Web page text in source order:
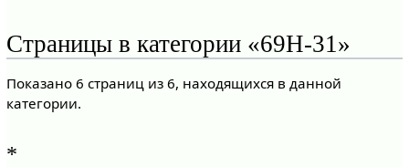
Страницы в категории «69Н-31»
Показано 6 страниц из 6, находящихся в данной
категории.
*